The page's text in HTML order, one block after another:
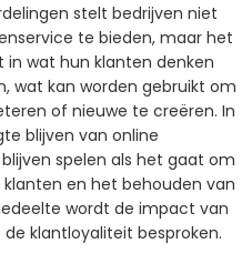
stelt bedrijven niet
te bieden, maar het
wat hun klanten denken
wat kan worden gebruikt om
of nieuwe te creëren. In
blijven van online
spelen als het gaat om
en het behouden van
wordt de impact van
klantloyaliteit besproken.